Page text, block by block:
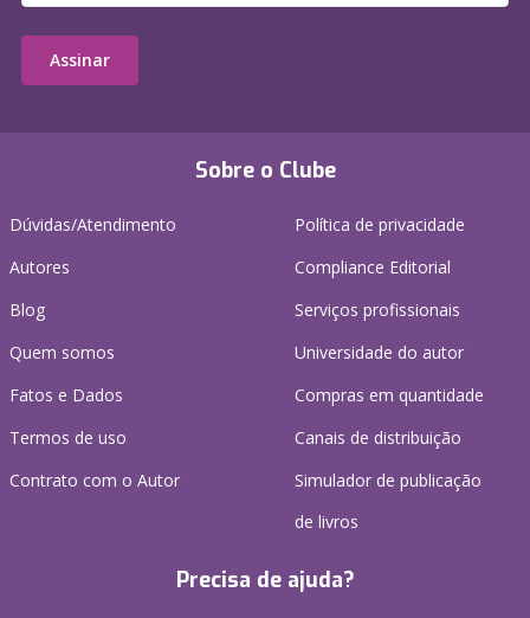
Sobre o Clube
Dúvidas/Atendimento
Autores
Blog
Quem somos
Fatos e Dados
Termos de uso
Contrato com o Autor
Política de privacidade
Compliance Editorial
Serviços profissionais
Universidade do autor
Compras em quantidade
Canais de distribuição
Simulador de publicação
de livros
Precisa de ajuda?
Assinar